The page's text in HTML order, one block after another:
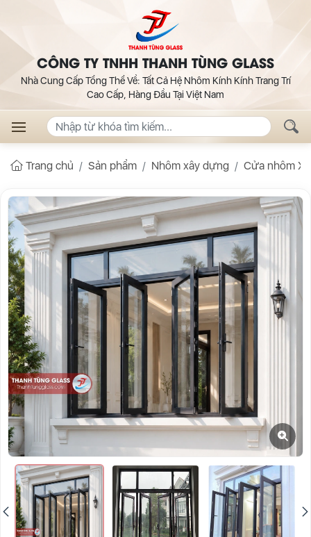
CÔNG TY TNHH THANH TÙNG GLASS
Nhà Cung Cấp Tổng Thể Về: Tất Cả Hệ Nhôm Kính Kính Trang Trí
Cao Cấp, Hàng Đầu Tại Việt Nam
Trang chủ Sản phẩm Nhôm xây dựng Cửa nhôm